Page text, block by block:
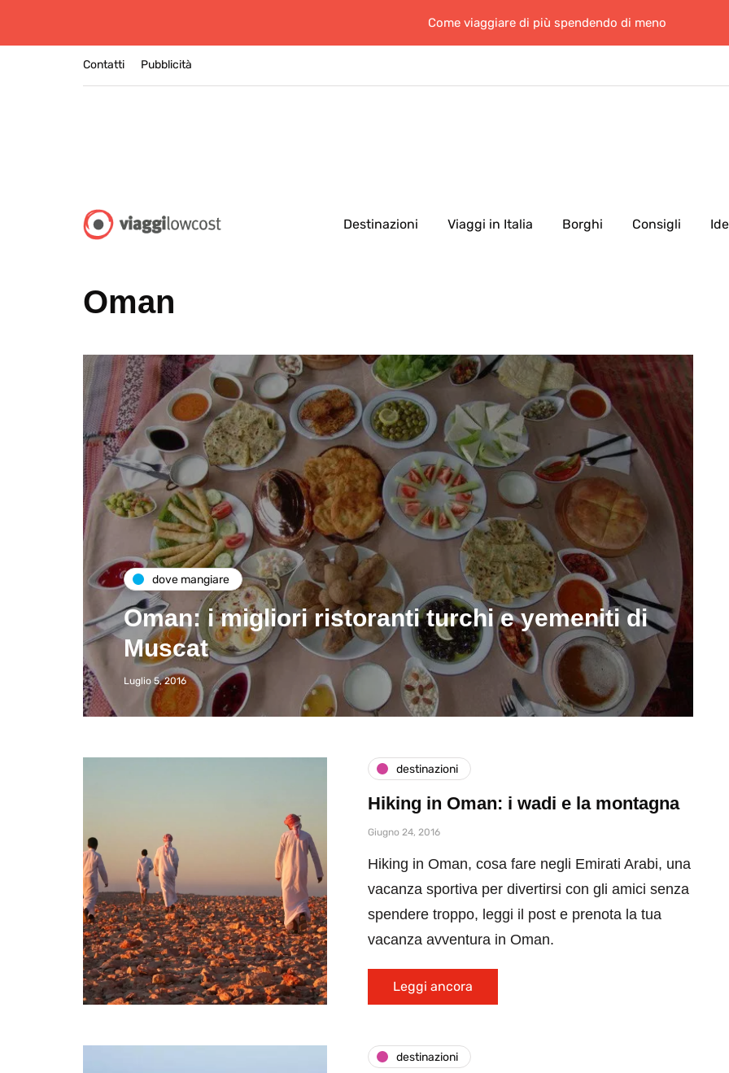
Come viaggiare di più spendendo di meno
Contatti Pubblicità
Destinazioni Viaggi in Italia Borghi Consigli
Oman
dove mangiare
Oman: i migliori ristoranti turchi e yemeniti di
Muscat
Luglio 5, 2016
destinazioni
Hiking in Oman: i wadi e la montagna
Giugno 24, 2016
Hiking in Oman, cosa fare negli Emirati Arabi, una
vacanza sportiva per divertirsi con gli amici senza
spendere troppo, leggi il post e prenota la tua
vacanza avventura in Oman.
Leggi ancora
destinazioni